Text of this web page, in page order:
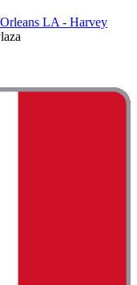
LA - Harvey